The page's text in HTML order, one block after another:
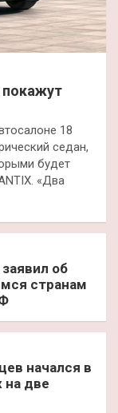
покажут
18
седан,
будет
«Два
об
странам
начался в
на две